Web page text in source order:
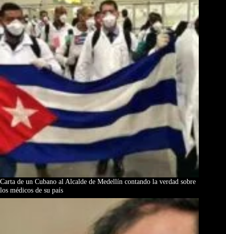
Carta de un Cubano al Alcalde de Medellín contando la verdad sobre
los médicos de su país